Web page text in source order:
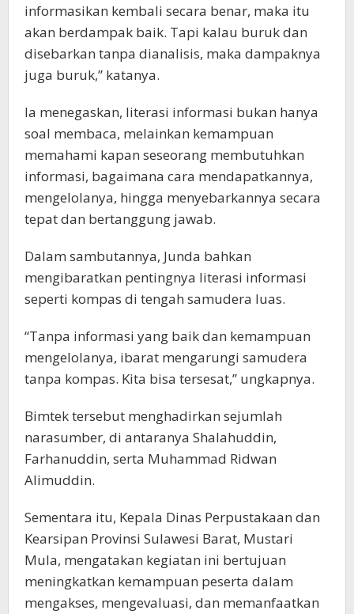
informasikan kembali secara benar, maka itu
akan berdampak baik. Tapi kalau buruk dan
disebarkan tanpa dianalisis, maka dampaknya
juga buruk,” katanya.
Ia menegaskan, literasi informasi bukan hanya
soal membaca, melainkan kemampuan
memahami kapan seseorang membutuhkan
informasi, bagaimana cara mendapatkannya,
mengelolanya, hingga menyebarkannya secara
tepat dan bertanggung jawab.
Dalam sambutannya, Junda bahkan
mengibaratkan pentingnya literasi informasi
seperti kompas di tengah samudera luas.
“Tanpa informasi yang baik dan kemampuan
mengelolanya, ibarat mengarungi samudera
tanpa kompas. Kita bisa tersesat,” ungkapnya.
Bimtek tersebut menghadirkan sejumlah
narasumber, di antaranya Shalahuddin,
Farhanuddin, serta Muhammad Ridwan
Alimuddin.
Sementara itu, Kepala Dinas Perpustakaan dan
Kearsipan Provinsi Sulawesi Barat, Mustari
Mula, mengatakan kegiatan ini bertujuan
meningkatkan kemampuan peserta dalam
mengakses, mengevaluasi, dan memanfaatkan